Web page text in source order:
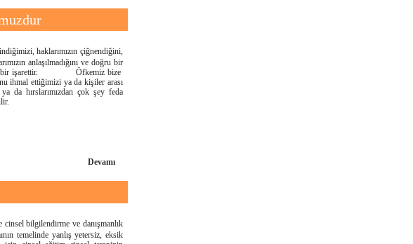
haklarımızın çiğnendiğini,
anlaşılmadığını ve doğru bir
bir işarettir. Öfkemiz bize
ihmal ettiğimizi ya da kişiler arası
da hırslarımızdan çok şey feda
Devamı
bilgilendirme ve danışmanlık
temelinde yanlış yetersiz, eksik